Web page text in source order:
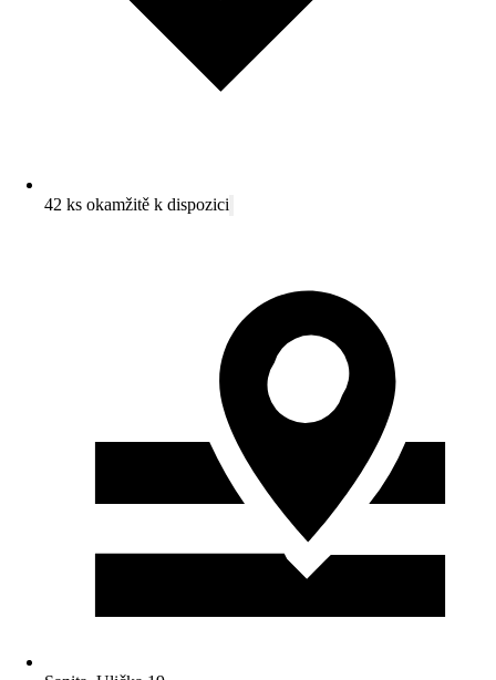
42 ks okamžitě k dispozici